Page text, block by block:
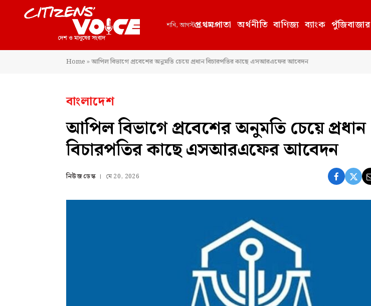
শনি, আগস্ট 8, 2026
প্রথমপাতা অর্থনীতি বাণিজ্য ব্যাংক পুঁজিবাজার
Home»আপিল বিভাগে প্রবেশের অনুমতি চেয়ে প্রধান বিচারপতির কাছে এসআরএফের আবেদন
বাংলাদেশ
আপিল বিভাগে প্রবেশের অনুমতি চেয়ে প্রধান
বিচারপতির কাছে এসআরএফের আবেদন
নিউজ ডেস্ক মে 20, 2026